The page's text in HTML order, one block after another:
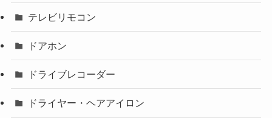
テレビリモコン
ドアホン
ドライブレコーダー
ドライヤー・ヘアアイロン